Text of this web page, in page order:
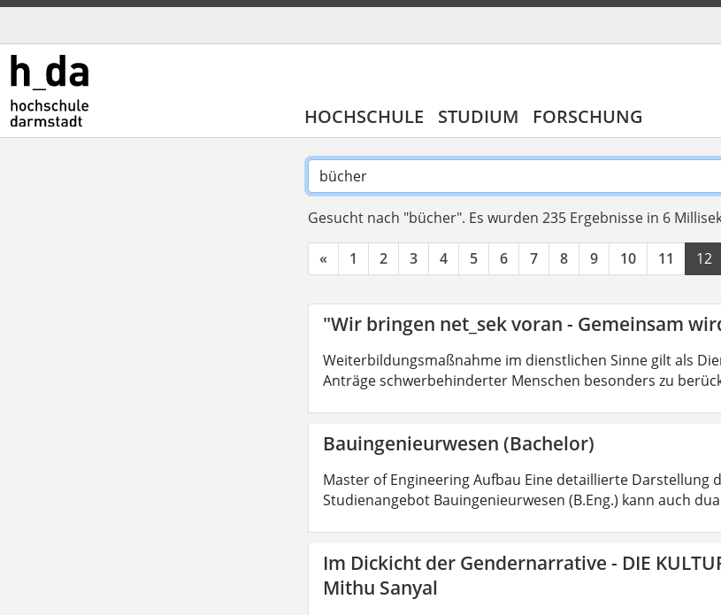
HOCHSCHULE STUDIUM FORSCHUNG
Gesucht nach "bücher". Es wurden 235 Ergebnisse in 6
« 1 2 3 4 5 6 7 8 9 10 11 12
"Wir bringen net_sek voran - Gemeinsam
Weiterbildungsmaßnahme im dienstlichen Sinne gilt als
Anträge schwerbehinderter Menschen besonders zu
Bauingenieurwesen (Bachelor)
Master of Engineering Aufbau Eine detaillierte Darstellung
Studienangebot Bauingenieurwesen (B.Eng.) kann auch
Im Dickicht der Gendernarrative - DIE
Mithu Sanyal